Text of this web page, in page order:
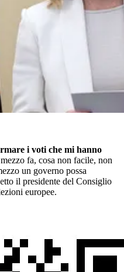
i voti che mi hanno
fa, cosa non facile, non
un governo possa
il presidente del Consiglio
europee.